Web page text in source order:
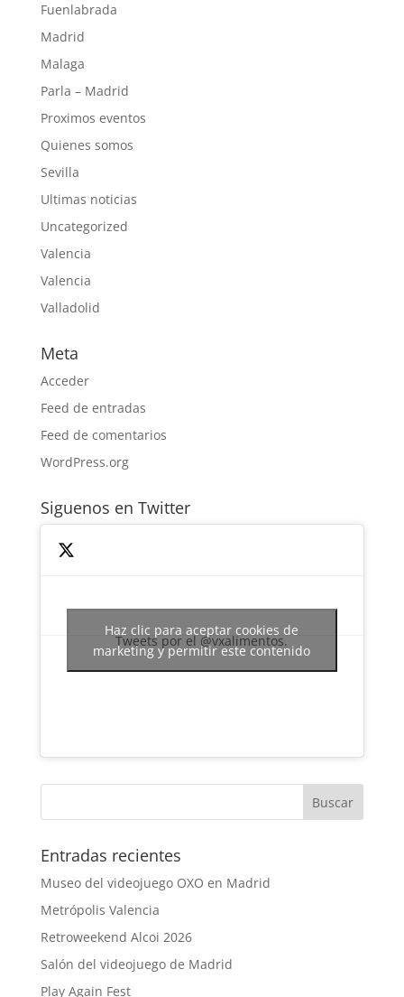
Fuenlabrada
Madrid
Malaga
Parla – Madrid
Proximos eventos
Quienes somos
Sevilla
Ultimas noticias
Uncategorized
Valencia
Valencia
Valladolid
Meta
Acceder
Feed de entradas
Feed de comentarios
WordPress.org
Siguenos en Twitter
Tweets por el @vxalimentos.
Haz clic para aceptar cookies de
marketing y permitir este contenido
Entradas recientes
Museo del videojuego OXO en Madrid
Metrópolis Valencia
Retroweekend Alcoi 2026
Salón del videojuego de Madrid
Play Again Fest